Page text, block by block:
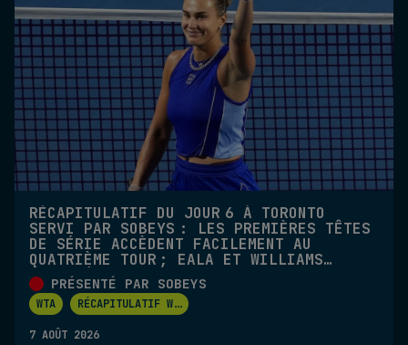
RÉCAPITULATIF DU JOUR 6 À TORONTO
SERVI PAR SOBEYS : LES PREMIÈRES TÊTES
DE SÉRIE ACCÈDENT FACILEMENT AU
QUATRIÈME TOUR ; EALA ET WILLIAMS
ÉLIMINÉES EN DOUBLE
PRÉSENTÉ PAR SOBEYS
WTA RÉCAPITULATIF W...
7 AOÛT 2026